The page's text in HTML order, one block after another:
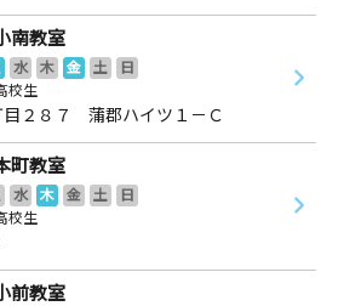
南教室
水 木 金 土
日
校生
目２８７ 蒲郡ハイツ１－Ｃ
町教室
水 木 金 土
日
校生
前教室